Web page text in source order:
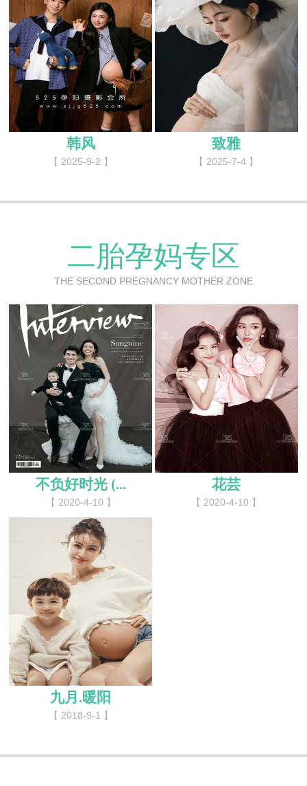
韩风
【 2025-9-2 】
致雅
【 2025-7-4 】
二胎孕妈专区
THE SECOND PREGNANCY MOTHER ZONE
不负好时光 (...
【 2020-4-10 】
花芸
【 2020-4-10 】
九月.暖阳
【 2018-9-1 】